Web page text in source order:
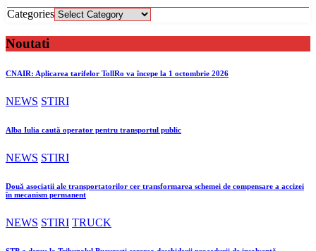
Categories
Noutati
CNAIR: Aplicarea tarifelor TollRo va începe la 1 octombrie 2026
NEWS STIRI
Alba Iulia caută operator pentru transportul public
NEWS STIRI
Două asociații ale transportatorilor cer transformarea schemei de compensare a accizei
în mecanism permanent
NEWS STIRI TRUCK